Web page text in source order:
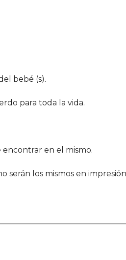
bebé (s).
para toda la vida.
encontrar en el mismo.
los mismos en